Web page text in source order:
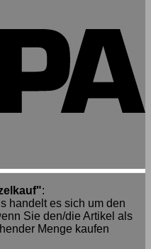
:
handelt es sich um den
Sie den/die Artikel als
Menge kaufen